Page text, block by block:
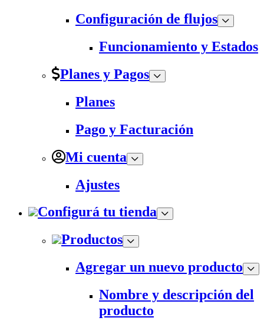
Configuración de flujos
Funcionamiento y Estados
Planes y Pagos
Planes
Pago y Facturación
Mi cuenta
Ajustes
Configurá tu tienda
Productos
Agregar un nuevo producto
Nombre y descripción del
producto